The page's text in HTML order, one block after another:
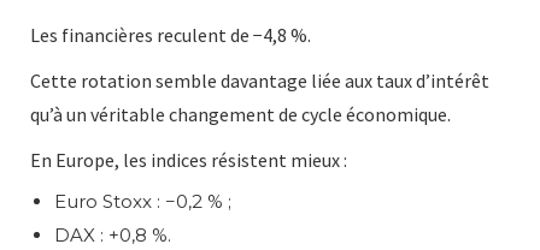
Les financières reculent de −4,8 %.
Cette rotation semble davantage liée aux taux d’intérêt
qu’à un véritable changement de cycle économique.
En Europe, les indices résistent mieux :
Euro Stoxx : −0,2 % ;
DAX : +0,8 %.